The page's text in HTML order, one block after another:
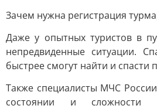
Зачем нужна регистрация
Даже у опытных туристов в
непредвиденные ситуации.
быстрее смогут найти и спасти
Также специалисты МЧС
состоянии и сложности